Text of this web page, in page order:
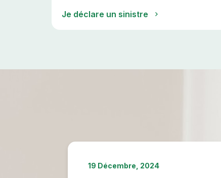
Je déclare un sinistre
19 Décembre, 2024